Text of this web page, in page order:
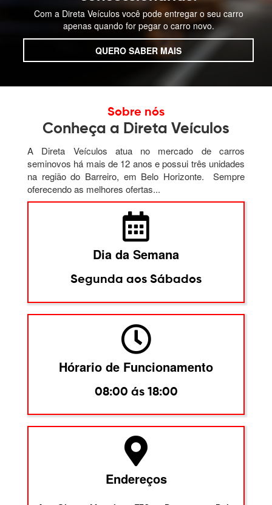
Com a Direta Veículos você pode entregar o seu carro
apenas quando for pegar o carro novo.
QUERO SABER MAIS
Sobre nós
Conheça a Direta Veículos
A Direta Veículos atua no mercado de carros
seminovos há mais de 12 anos e possui três unidades
na região do Barreiro, em Belo Horizonte.
Sempre
oferecendo as melhores ofertas...
Dia da Semana
Segunda aos Sábados
Hórario de Funcionamento
08:00 ás 18:00
Endereços